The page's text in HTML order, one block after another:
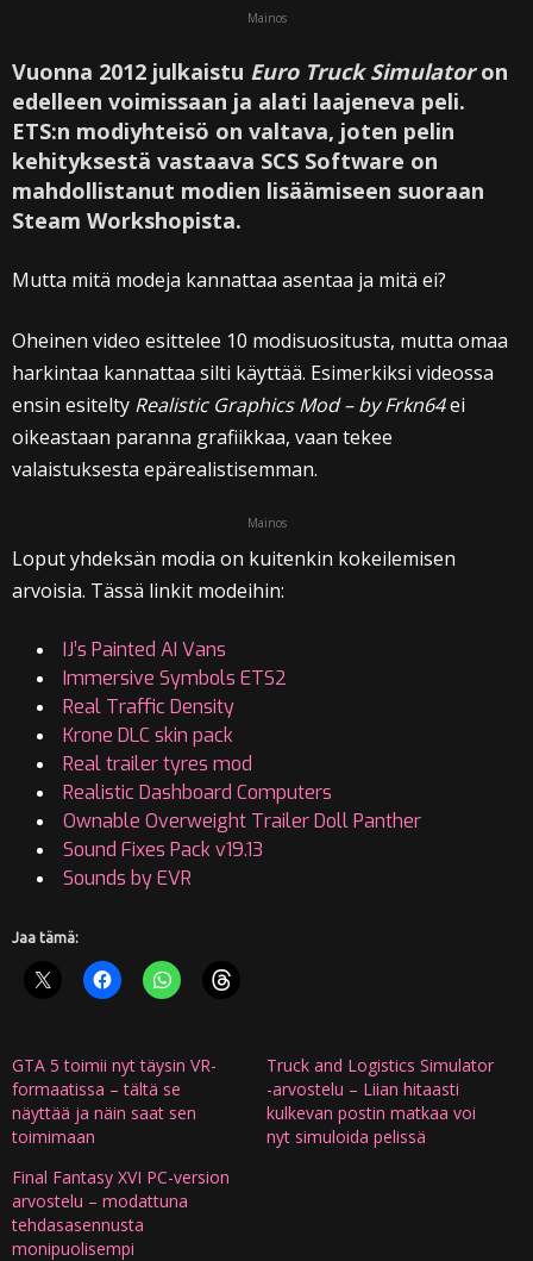
Mainos
Vuonna 2012 julkaistu Euro Truck Simulatoron
edelleen voimissaan ja alati laajeneva peli.
ETS:n modiyhteisö on valtava, joten pelin
kehityksestä vastaava SCS Software on
mahdollistanut modien lisäämiseen suoraan
Steam Workshopista.
Mutta mitä modeja kannattaa asentaa ja mitä ei?
Oheinen video esittelee 10 modisuositusta, mutta omaa
harkintaa kannattaa silti käyttää. Esimerkiksi videossa
ensin esitelty Realistic Graphics Mod – by Frkn64ei
oikeastaan paranna grafiikkaa, vaan tekee
valaistuksesta epärealistisemman.
Mainos
Loput yhdeksän modia on kuitenkin kokeilemisen
arvoisia. Tässä linkit modeihin:
IJ’s Painted AI Vans
Immersive Symbols ETS2
Real Traffic Density
Krone DLC skin pack
Real trailer tyres mod
Realistic Dashboard Computers
Ownable Overweight Trailer Doll Panther
Sound Fixes Pack v19.13
Sounds by EVR
Jaa tämä:
GTA 5 toimii nyt täysin VR-
formaatissa – tältä se
näyttää ja näin saat sen
toimimaan
Truck and Logistics Simulator
-arvostelu – Liian hitaasti
kulkevan postin matkaa voi
nyt simuloida pelissä
Final Fantasy XVI PC-version
arvostelu – modattuna
tehdasasennusta
monipuolisempi